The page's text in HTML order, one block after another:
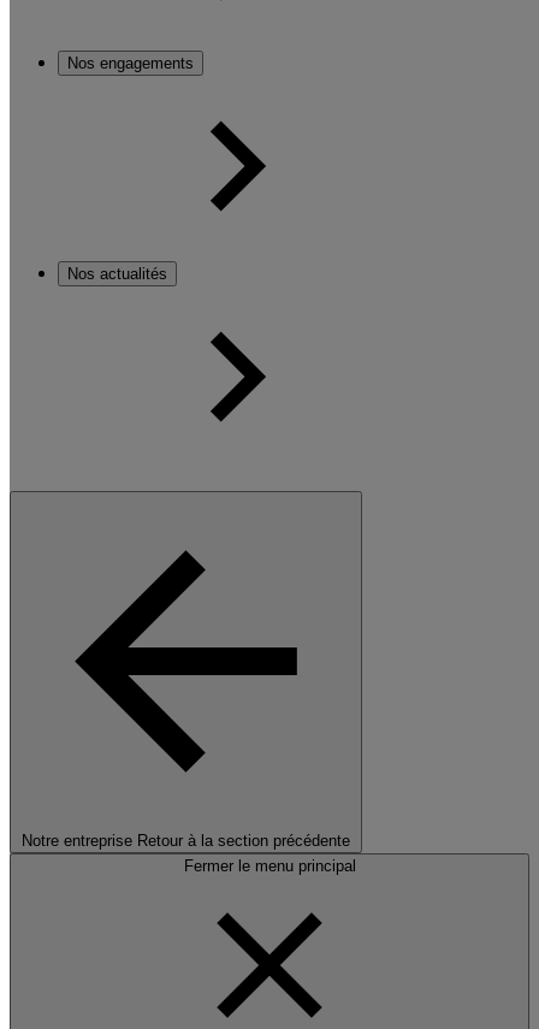
Nos engagements
Nos actualités
Notre entreprise Retour à la section précédente
Fermer le menu principal